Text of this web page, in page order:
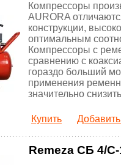
Компрессоры
AURORA
конструкции,
оптимальным
Компрессоры с
сравнению с
гораздо больший
применения
значительно
Купить
Remeza СБ 4/